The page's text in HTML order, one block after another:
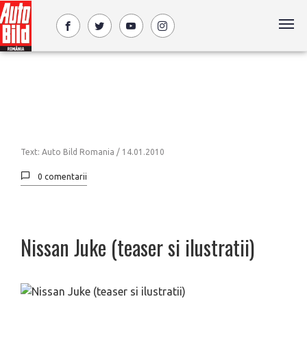
Text: Auto Bild Romania / 14.01.2010
0 comentarii
Nissan Juke (teaser si ilustratii)